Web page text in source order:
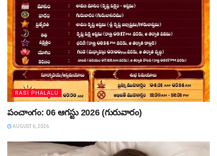
RASI PHALALU
పంచాంగం: 06 ఆగస్టు 2026 (గురువారం)
AUGUST 6, 2026